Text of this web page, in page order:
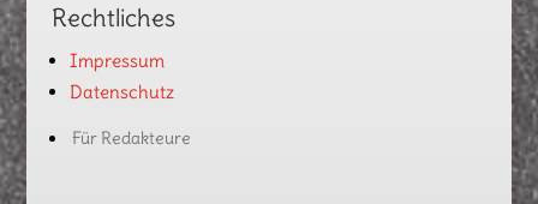
Rechtliches
Impressum
Datenschutz
Für Redakteure